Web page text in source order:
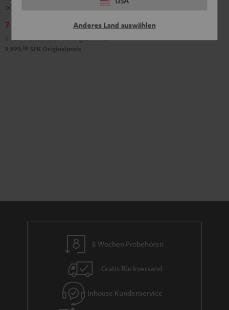
Anderes Land auswählen
oder Bluetooth
7 699,
8 249, SEKLetzter niedrigster Preis
9 899, 00 SEK Originalpreis
8 Wochen Probehören
Gratis Rückversand
Inhouse Kundenservice